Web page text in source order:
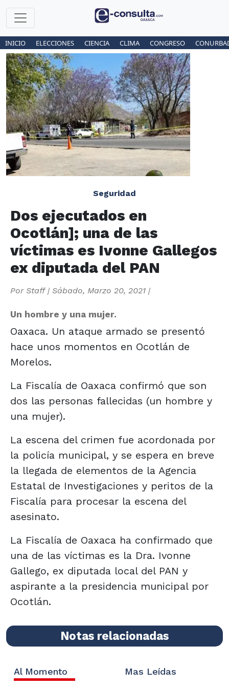
INICIO ELECCIONES CIENCIA CLIMA CONGRESO
Seguridad
Dos ejecutados en
Ocotlán]; una de las
víctimas es Ivonne Gallegos
ex diputada del PAN
Por Staff| Sábado, Marzo 20, 2021 |
Un hombre y una mujer.
Oaxaca. Un ataque armado se presentó
hace unos momentos en Ocotlán de
Morelos.
La Fiscalía de Oaxaca confirmó que son
dos las personas fallecidas (un hombre y
una mujer).
La escena del crimen fue acordonada por
la policía municipal, y se espera en breve
la llegada de elementos de la Agencia
Estatal de Investigaciones y peritos de la
Fiscalía para procesar la escena del
asesinato.
La Fiscalía de Oaxaca ha confirmado que
una de las víctimas es la Dra. Ivonne
Gallego, ex diputada local del PAN y
aspirante a la presidencia municipal por
Ocotlán.
Notas relacionadas
Al Momento Mas Leídas